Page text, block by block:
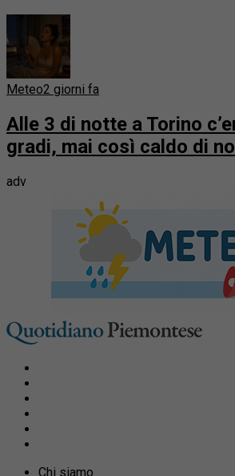
Meteo2 giorni fa
Alle 3 di notte a Torino
gradi, mai così caldo di
adv
Chi siamo